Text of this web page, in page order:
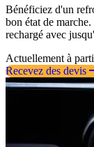
Bénéficiez d'un
bon état de
rechargé avec
Actuellement à
Recevez des devis